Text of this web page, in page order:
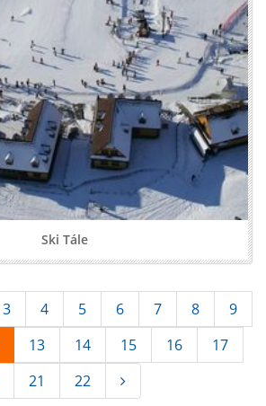
Ski Tále
3 4 5 6 7 8
9
13 14 15 16
17
21 22